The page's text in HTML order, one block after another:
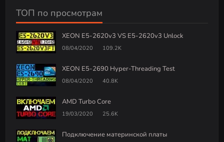
ТОП по просмотрам
XEON E5-2620v3 VS E5-2620v3 Unlock
08/04/2020 109.2K
XEON E5-2690 Hyper-Threading Test
08/04/2020 40.8K
AMD Turbo Core
19/03/2020 25.6K
Подключение материнской платы